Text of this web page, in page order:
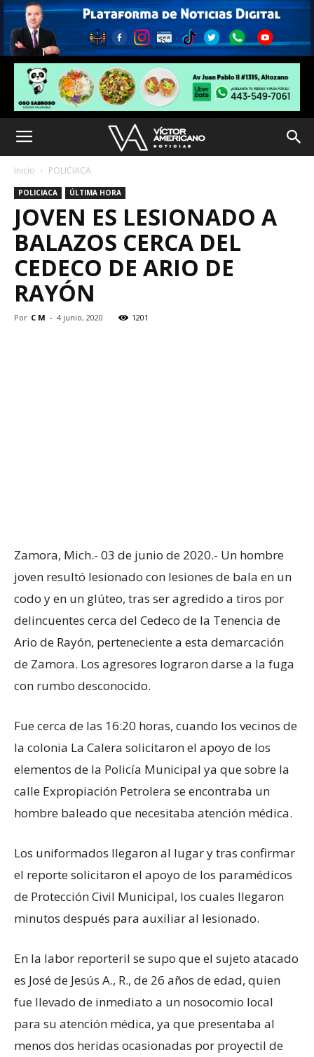
Inicio POLICIACA
POLICIACA ÚLTIMA HORA
JOVEN ES LESIONADO A
BALAZOS CERCA DEL
CEDECO DE ARIO DE
RAYÓN
Por C M - 4 junio, 2020 1201
Zamora, Mich.- 03 de junio de 2020.- Un hombre
joven resultó lesionado con lesiones de bala en un
codo y en un glúteo, tras ser agredido a tiros por
delincuentes cerca del Cedeco de la Tenencia de
Ario de Rayón, perteneciente a esta demarcación
de Zamora. Los agresores lograron darse a la fuga
con rumbo desconocido.
Fue cerca de las 16:20 horas, cuando los vecinos de
la colonia La Calera solicitaron el apoyo de los
elementos de la Policía Municipal ya que sobre la
calle Expropiación Petrolera se encontraba un
hombre baleado que necesitaba atención médica.
Los uniformados llegaron al lugar y tras confirmar
el reporte solicitaron el apoyo de los paramédicos
de Protección Civil Municipal, los cuales llegaron
minutos después para auxiliar al lesionado.
En la labor reporteril se supo que el sujeto atacado
es José de Jesús A., R., de 26 años de edad, quien
fue llevado de inmediato a un nosocomio local
para su atención médica, ya que presentaba al
menos dos heridas ocasionadas por proyectil de